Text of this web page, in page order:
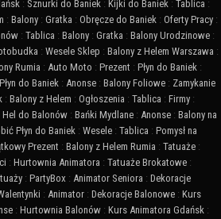
: Sznurki do Baniek : Kijki do Baniek : Tablica :
: Balony : Gratka : Obręcze do Baniek : Oferty Pracy :
: Tablica : Balony : Gratka : Balony Urodzinowe :
: Wesele Sklep : Balony z Helem Warszawa :
Rumia : Auto Moto : Prezent : Płyn do Baniek :
Płyn do Baniek : Anonse : Balony Foliowe : Zamykanie
: Balony z Helem : Ogłoszenia : Tablica : Firmy :
Hel do Balonów : Bańki Mydlane : Anonse : Balony na
Płyn do Baniek : Wesele : Tablica : Pomysł na
Prezent : Balony z Helem Rumia : Tatuaże :
: Hurtownia Animatora : Tatuaże Brokatowe :
: PartyBox : Animator Seniora : Dekoracje
: Animator : Dekoracje Balonowe : Kurs
: Hurtownia Balonów : Kurs Animatora Gdańsk :